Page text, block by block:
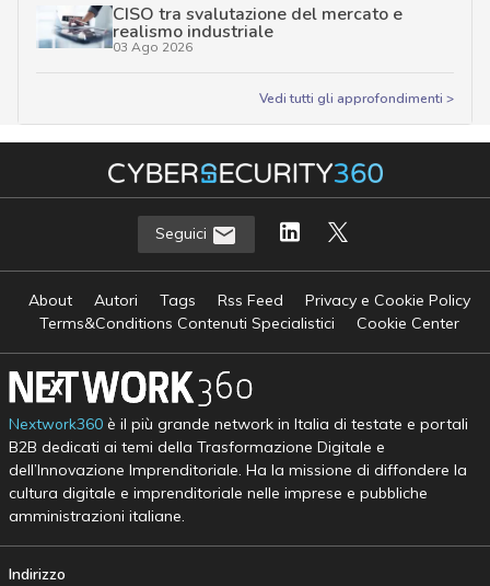
CISO tra svalutazione del mercato e
realismo industriale
03 Ago 2026
Vedi tutti gli approfondimenti >
Seguici
About Autori Tags Rss Feed
Privacy e Cookie Policy
Terms&Conditions Contenuti Specialistici
Cookie Center
Nextwork360è il più grande network in Italia di testate e portali
B2B dedicati ai temi della Trasformazione Digitale e
dell’Innovazione Imprenditoriale. Ha la missione di diffondere la
cultura digitale e imprenditoriale nelle imprese e pubbliche
amministrazioni italiane.
Indirizzo